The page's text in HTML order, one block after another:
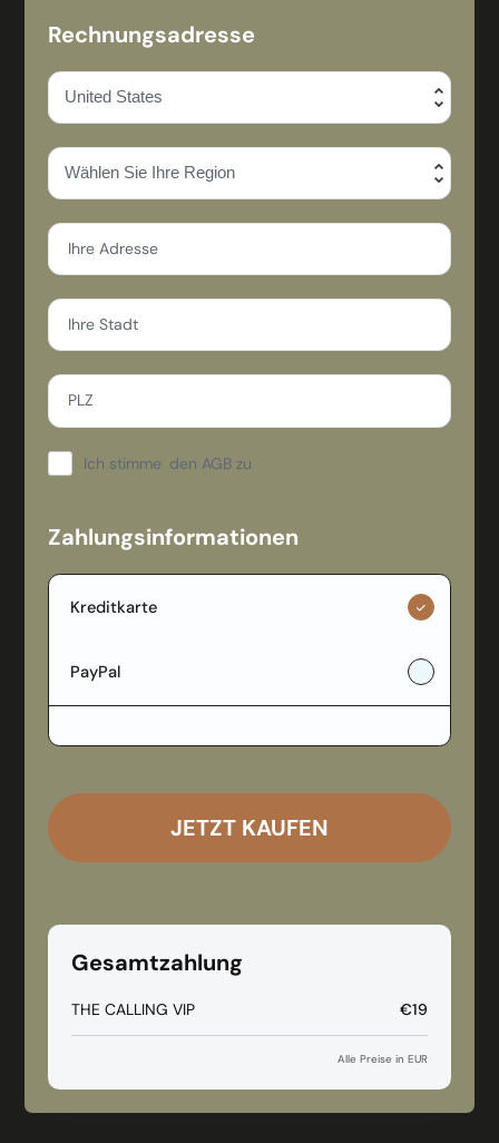
Rechnungsadresse
Ihre Adresse
Ihre Stadt
PLZ
Ich stimme den AGB zu
Zahlungsinformationen
Kreditkarte
PayPal
JETZT KAUFEN
Gesamtzahlung
THE CALLING VIP €19
Alle Preise in EUR